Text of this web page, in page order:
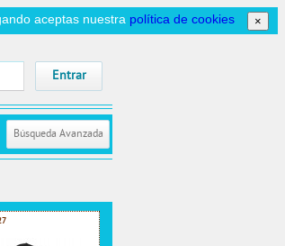
×
aceptas nuestra política de cookies
Búsqueda Avanzada